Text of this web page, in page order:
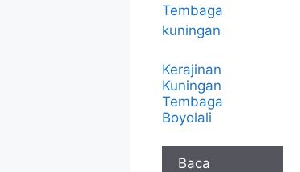
Kerajinan
Kuningan
Tembaga
Boyolali
Baca